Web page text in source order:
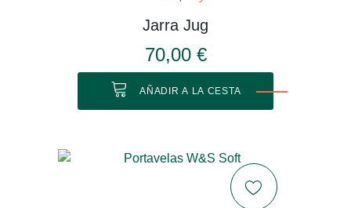
Jarra Jug
70,00 €
AÑADIR A LA CESTA